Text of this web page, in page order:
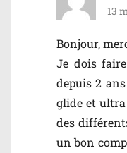
13
Bonjour,
Je dois faire
depuis 2
glide et ultra
des
un bon